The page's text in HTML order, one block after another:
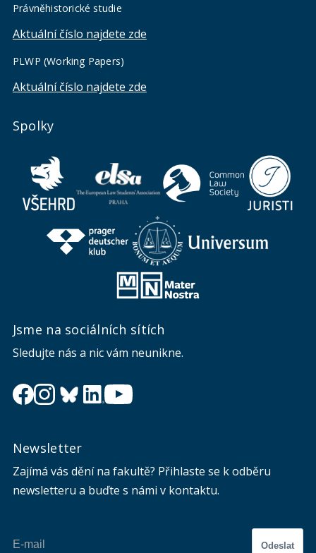
Právněhistorické studie
Aktuální číslo najdete zde
PLWP (Working Papers)
Aktuální číslo najdete zde
Spolky
Jsme na sociálních sítích
Sledujte nás a nic vám neunikne.
Newsletter
Zajímá vás dění na fakultě? Přihlaste se k odběru
newsletteru a buďte s námi v kontaktu.
Odeslat